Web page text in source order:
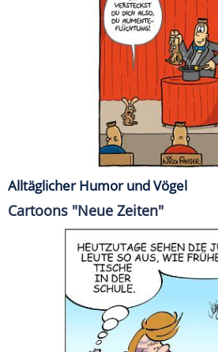
Alltäglicher Humor und Vögel
Cartoons "Neue Zeiten"